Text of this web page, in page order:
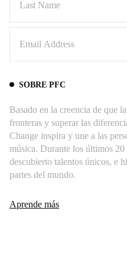
SOBRE PFC
Basado en la creencia de que
fronteras y superar las
Change inspira y une a las
música. Durante los últimos
descubierto talentos únicos, e
partes del mundo.
Aprende más